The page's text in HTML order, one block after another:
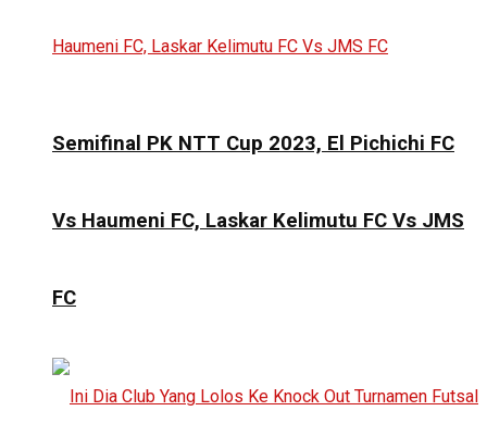
Semifinal PK NTT Cup 2023, El Pichichi FC
Vs Haumeni FC, Laskar Kelimutu FC Vs JMS
FC